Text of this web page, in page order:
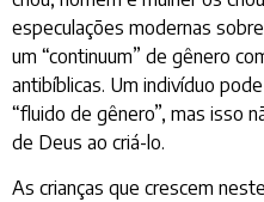
especulações modernas
um “continuum” de gênero
antibíblicas. Um indivíduo
“fluido de gênero”, mas isso
de Deus ao criá-lo.
As crianças que crescem